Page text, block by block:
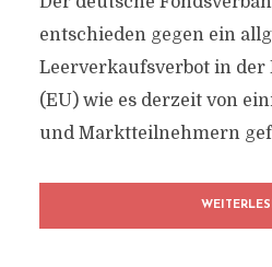
entschieden gegen ein
Leerverkaufsverbot in der
(EU) wie es derzeit von
und Marktteilnehmern